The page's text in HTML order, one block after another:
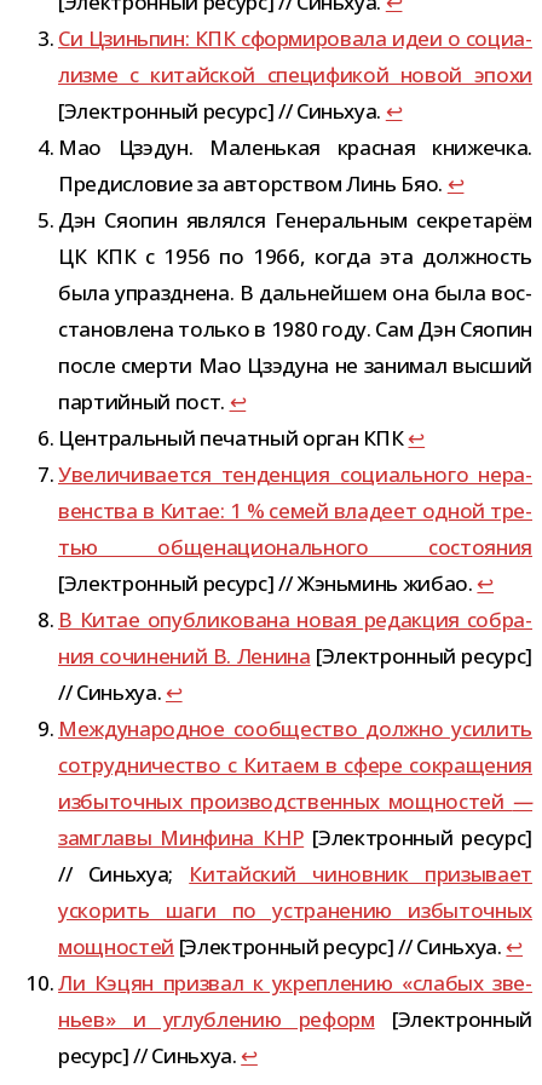
Си Цзиньпин: КПК сфор­ми­ро­вала идеи о соци­а­
лизме с китай­ской спе­ци­фи­кой новой эпохи
[Электронный ресурс] // Синьхуа. ↩
Мао Цзэдун. Маленькая крас­ная кни­жечка.
Предисловие за автор­ством Линь Бяо. ↩
Дэн Сяопин являлся Генеральным сек­ре­та­рём
ЦК КПК с 1956 по 1966, когда эта долж­ность
была упразд­нена. В даль­ней­шем она была вос­
ста­нов­лена только в 1980 году. Сам Дэн Сяопин
после смерти Мао Цзэдуна не зани­мал выс­ший
пар­тий­ный пост. ↩
Центральный печат­ный орган КПК↩
Увеличивается тен­ден­ция соци­аль­ного нера­
вен­ства в Китае: 1 % семей вла­деет одной тре­
тью обще­на­ци­о­наль­ного состо­я­ния
[Электронный ресурс] // Жэньминь жибао.↩
В Китае опуб­ли­ко­вана новая редак­ция собра­
ния сочи­не­ний В. Ленина [Электронный ресурс]
// Синьхуа.↩
Международное сооб­ще­ство должно уси­лить
сотруд­ни­че­ство с Китаем в сфере сокра­ще­ния
избы­точ­ных про­из­вод­ствен­ных мощ­но­стей —
замглавы Минфина КНР [Электронный ресурс]
// Синьхуа; Китайский чинов­ник при­зы­вает
уско­рить шаги по устра­не­нию избы­точ­ных
мощ­но­стей [Электронный ресурс] // Синьхуа.↩
Ли Кэцян при­звал к укреп­ле­нию «сла­бых зве­
ньев» и углуб­ле­нию реформ [Электронный
ресурс] // Синьхуа.↩